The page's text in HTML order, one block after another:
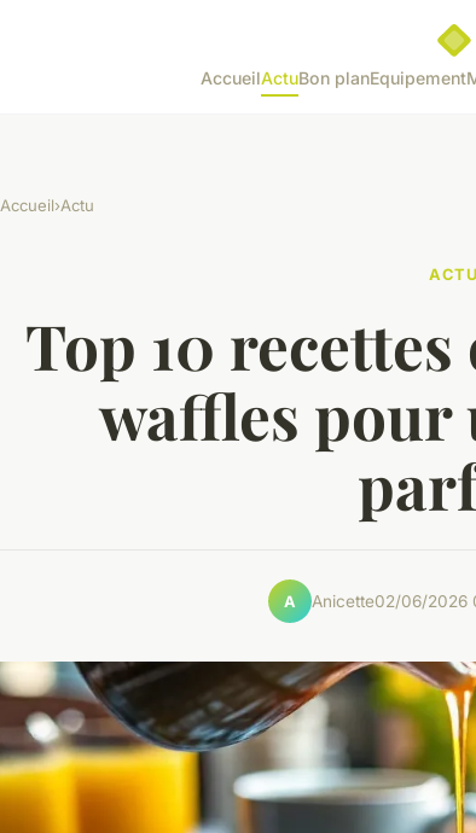
AccueilActuBon planEquipement
Accueil›Actu
ACTU
Top 10
waffles pour
A Anicette02/06/2026